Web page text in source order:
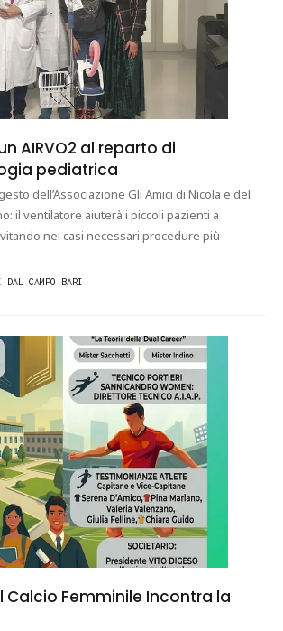
AIRVO2 al reparto di
pediatrica
dell’Associazione Gli Amici di Nicola e del
il ventilatore aiuterà i piccoli pazienti a
nei casi necessari procedure più
DAL CAMPO BARI
Calcio Femminile Incontra la